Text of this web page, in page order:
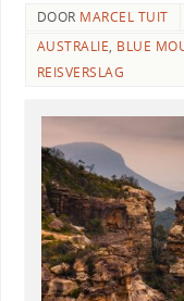
DOOR MARCEL TUIT
AUSTRALIE, BLUE
REISVERSLAG